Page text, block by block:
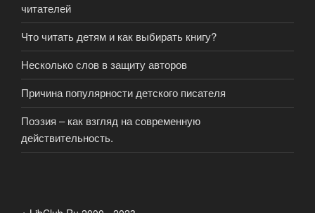
читателей
Что читать детям и как выбирать книгу?
Несколько слов в защиту авторов
Причина популярности детского писателя
Поэзия – как взгляд на современную
действительность.